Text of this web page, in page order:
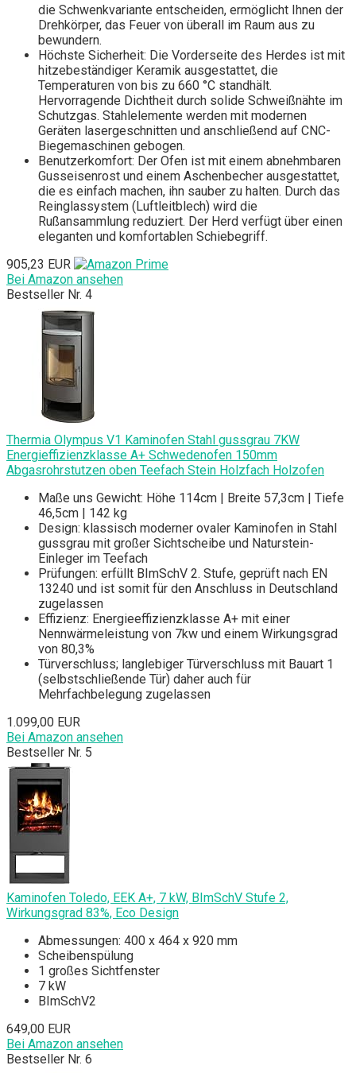
die Schwenkvariante entscheiden, ermöglicht Ihnen der
Drehkörper, das Feuer von überall im Raum aus zu
bewundern.
Höchste Sicherheit: Die Vorderseite des Herdes ist mit
hitzebeständiger Keramik ausgestattet, die
Temperaturen von bis zu 660 °C standhält.
Hervorragende Dichtheit durch solide Schweißnähte im
Schutzgas. Stahlelemente werden mit modernen
Geräten lasergeschnitten und anschließend auf CNC-
Biegemaschinen gebogen.
Benutzerkomfort: Der Ofen ist mit einem abnehmbaren
Gusseisenrost und einem Aschenbecher ausgestattet,
die es einfach machen, ihn sauber zu halten. Durch das
Reinglassystem (Luftleitblech) wird die
Rußansammlung reduziert. Der Herd verfügt über einen
eleganten und komfortablen Schiebegriff.
905,23 EUR
Bei Amazon ansehen
Bestseller Nr. 4
Thermia Olympus V1 Kaminofen Stahl gussgrau 7KW
Energieffizienzklasse A+ Schwedenofen 150mm
Abgasrohrstutzen oben Teefach Stein Holzfach Holzofen
Maße uns Gewicht: Höhe 114cm | Breite 57,3cm | Tiefe
46,5cm | 142 kg
Design: klassisch moderner ovaler Kaminofen in Stahl
gussgrau mit großer Sichtscheibe und Naturstein-
Einleger im Teefach
Prüfungen: erfüllt BImSchV 2. Stufe, geprüft nach EN
13240 und ist somit für den Anschluss in Deutschland
zugelassen
Effizienz: Energieeffizienzklasse A+ mit einer
Nennwärmeleistung von 7kw und einem Wirkungsgrad
von 80,3%
Türverschluss; langlebiger Türverschluss mit Bauart 1
(selbstschließende Tür) daher auch für
Mehrfachbelegung zugelassen
1.099,00 EUR
Bei Amazon ansehen
Bestseller Nr. 5
Kaminofen Toledo, EEK A+, 7 kW, BImSchV Stufe 2,
Wirkungsgrad 83%, Eco Design
Abmessungen: 400 x 464 x 920 mm
Scheibenspülung
1 großes Sichtfenster
7 kW
BImSchV2
649,00 EUR
Bei Amazon ansehen
Bestseller Nr. 6